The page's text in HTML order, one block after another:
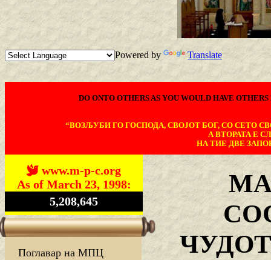
Powered by Translate
DO ONTO OTHERS AS YOU WOULD HAVE
“ВОЗЉУБИ ГО ГОСПОДА, СВОЈОТ БОГ, СО СЕТО
А ВТОРАТА Е
НА ТИЕ ДВЕ
www.m-p-c.org
As of March 23, 1998:
5,208,645
Поглавар на МПЦ